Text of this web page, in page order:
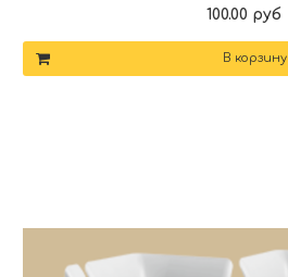
100.00 руб
В корзину